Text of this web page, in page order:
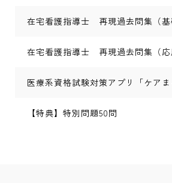
在宅看護指導士 再現過去問集（基
在宅看護指導士 再現過去問集（応
医療系資格試験対策アプリ「ケアま
【特典】特別問題50問